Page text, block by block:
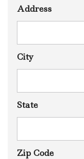
Address
City
State
Zip Code